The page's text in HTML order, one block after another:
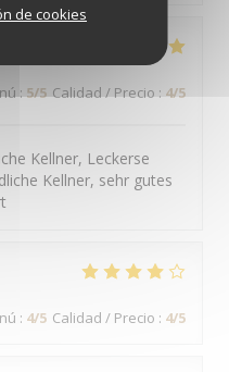
de cookies
:5/5 Calidad / Precio: 4/5
Kellner, Leckerse
Kellner, sehr gutes
: 4/5 Calidad / Precio : 4/5